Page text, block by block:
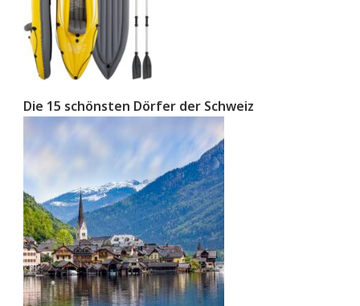
Die 15 schönsten Dörfer der Schweiz